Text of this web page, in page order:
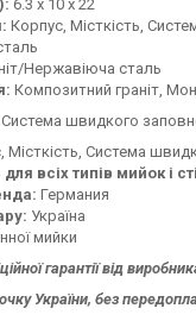
6.3 x 10 х 22
Корпус, Місткість,
Нержавіюча сталь
Композитний граніт,
швидкого
Місткість, Система
всіх типів мийок і
Германия
Україна
мийки
гарантії від
України, без